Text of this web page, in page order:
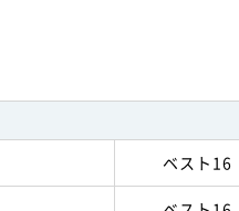
ベスト16